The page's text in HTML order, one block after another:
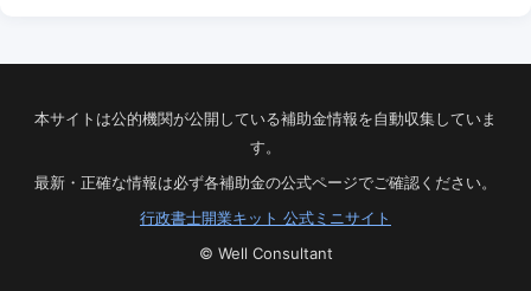
本サイトは公的機関が公開している補助金情報を自動収集していま
す。
最新・正確な情報は必ず各補助金の公式ページでご確認ください。
行政書士開業キット 公式ミニサイト
© Well Consultant